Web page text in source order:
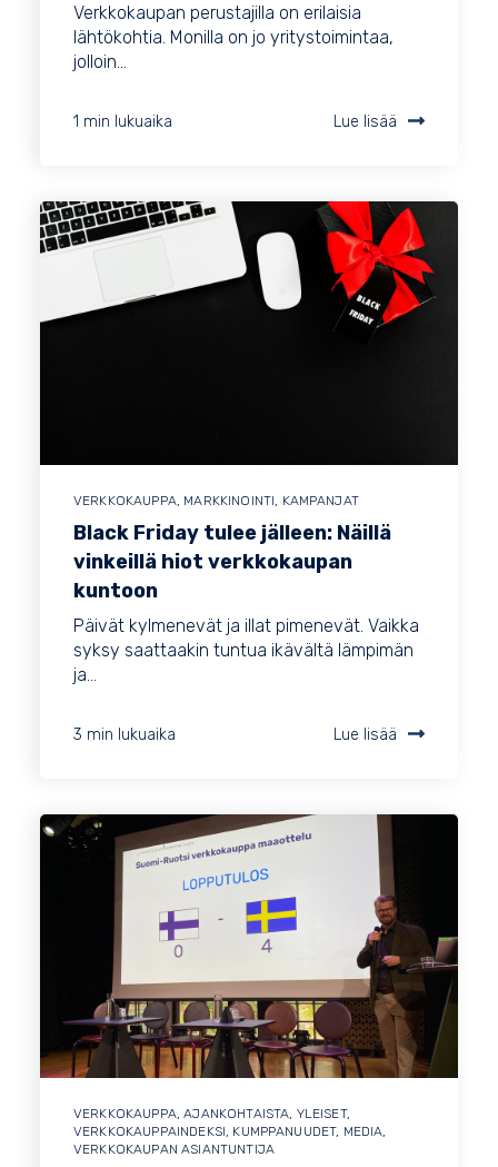
Verkkokaupan perustajilla on erilaisia
lähtökohtia. Monilla on jo yritystoimintaa,
jolloin...
1 min lukuaika Lue lisää
VERKKOKAUPPA MARKKINOINTI KAMPANJAT
Black Friday tulee jälleen: Näillä
vinkeillä hiot verkkokaupan
kuntoon
Päivät kylmenevät ja illat pimenevät. Vaikka
syksy saattaakin tuntua ikävältä lämpimän
ja...
3 min lukuaika Lue lisää
VERKKOKAUPPA ,AJANKOHTAISTA YLEISET,
VERKKOKAUPPAINDEKSI KUMPPANUUDET, MEDIA
VERKKOKAUPAN ASIANTUNTIJA